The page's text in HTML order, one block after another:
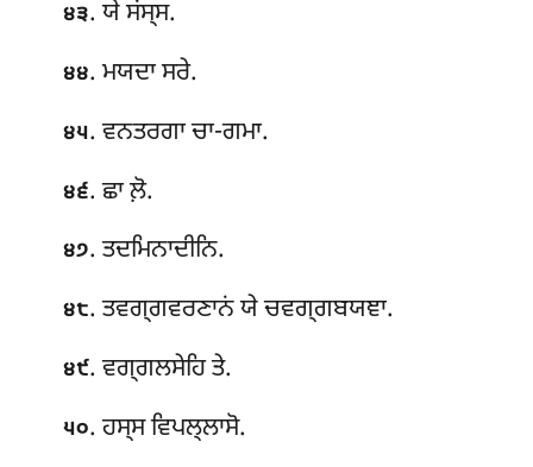
੪੩. ਯੇ ਸਂਸ੍ਸ.
੪੪. ਮਯਦਾ ਸਰੇ.
੪੫. ਵਨਤਰਗਾ ਚਾ-ਗਮਾ.
੪੬. ਛਾ ਲ਼ੋ.
੪੭. ਤਦਮਿਨਾਦੀਨਿ.
੪੮. ਤਵਗ੍ਗਵਰਣਾਨਂ ਯੇ ਚਵਗ੍ਗਬਯਞਾ.
੪੯. ਵਗ੍ਗਲਸੇਹਿ ਤੇ.
੫੦. ਹਸ੍ਸ ਵਿਪਲ੍ਲਾਸੋ.